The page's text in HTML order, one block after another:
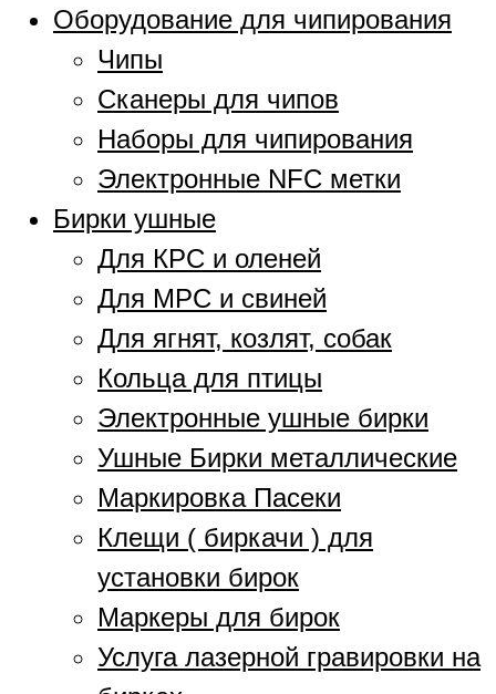
Оборудование для чипирования
Чипы
Сканеры для чипов
Наборы для чипирования
Электронные NFC метки
Бирки ушные
Для КРС и оленей
Для МРС и свиней
Для ягнят, козлят, собак
Кольца для птицы
Электронные ушные бирки
Ушные Бирки металлические
Маркировка Пасеки
Клещи ( биркачи ) для
установки бирок
Маркеры для бирок
Услуга лазерной гравировки на